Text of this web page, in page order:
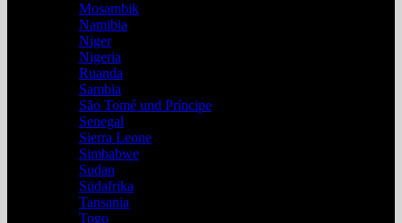
Mosambik
Namibia
Niger
Nigeria
Ruanda
Sambia
São Tomé und Príncipe
Senegal
Sierra Leone
Simbabwe
Sudan
Südafrika
Tansania
Togo